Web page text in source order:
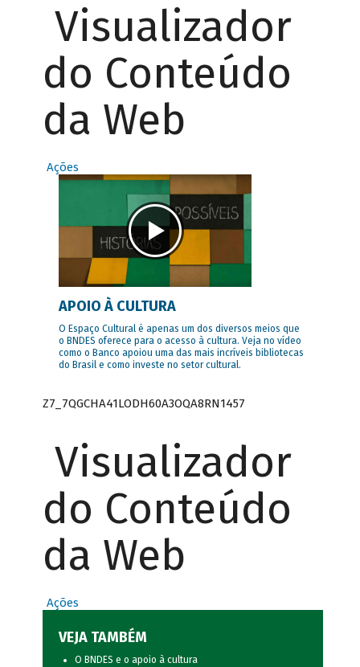
Visualizador
do Conteúdo
da Web
Ações
APOIO À CULTURA
O Espaço Cultural é apenas um dos diversos meios que
o BNDES oferece para o acesso à cultura. Veja no vídeo
como o Banco apoiou uma das mais incríveis bibliotecas
do Brasil e como investe no setor cultural.
Z7_7QGCHA41LODH60A3OQA8RN1457
Visualizador
do Conteúdo
da Web
Ações
VEJA TAMBÉM
O BNDES e o apoio à cultura